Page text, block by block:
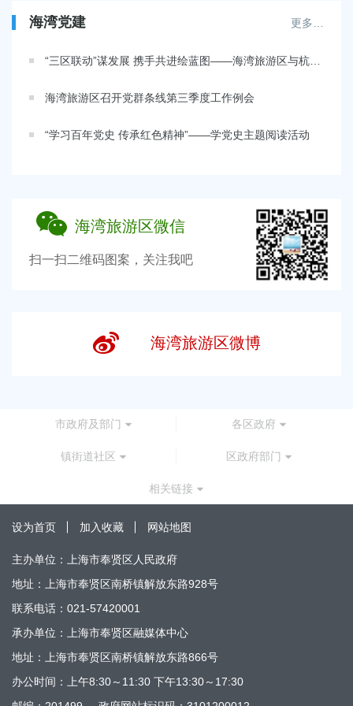
海湾党建 更多…
“三区联动”谋发展 携手共进绘蓝图——海湾旅游区与杭州湾开发区开展党（工）委中心组联组学习
海湾旅游区召开党群条线第三季度工作例会
“学习百年党史 传承红色精神”——学党史主题阅读活动
海湾旅游区微信
扫一扫二维码图案，关注我吧
海湾旅游区微博
市政府及部门 各区政府
镇街道社区 区政府部门
相关链接
设为首页 加入收藏 网站地图
主办单位：上海市奉贤区人民政府
地址：上海市奉贤区南桥镇解放东路928号
联系电话：021-57420001
承办单位：上海市奉贤区融媒体中心
地址：上海市奉贤区南桥镇解放东路866号
办公时间：上午8:30～11:30 下午13:30～17:30